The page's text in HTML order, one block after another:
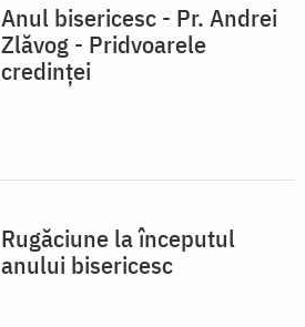
Anul bisericesc - Pr. Andrei
Zlăvog - Pridvoarele
credinței
Rugăciune la începutul
anului bisericesc